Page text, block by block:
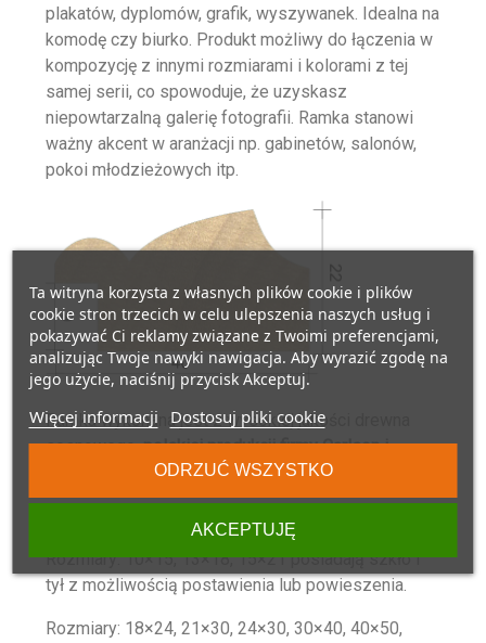
plakatów, dyplomów, grafik, wyszywanek. Idealna na
komodę czy biurko. Produkt możliwy do łączenia w
kompozycję z innymi rozmiarami i kolorami z tej
samej serii, co spowoduje, że uzyskasz
niepowtarzalną galerię fotografii. Ramka stanowi
ważny akcent w aranżacji np. gabinetów, salonów,
pokoi młodzieżowych itp.
Ramka wykonana jest z wysokiej jakości drewna
sosnowego,polskiej produkcji firmy Carlson i
Piechocki sp. z o.o.
Rozmiary: 10×15, 13×18, 15×21 posiadają szkło i
tył z możliwością postawienia lub powieszenia.
Rozmiary: 18×24, 21×30, 24×30, 30×40, 40×50,
Ta witryna korzysta z własnych plików cookie i plików
cookie stron trzecich w celu ulepszenia naszych usług i
pokazywać Ci reklamy związane z Twoimi preferencjami,
analizując Twoje nawyki nawigacja. Aby wyrazić zgodę na
jego użycie, naciśnij przycisk Akceptuj.
Więcej informacji Dostosuj pliki cookie
ODRZUĆ WSZYSTKO
AKCEPTUJĘ